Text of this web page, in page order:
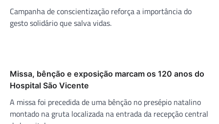
Campanha de conscientização reforça a importância do
gesto solidário que salva vidas.
Missa, bênção e exposição marcam os 120 anos do
Hospital São Vicente
A missa foi precedida de uma bênção no presépio natalino
montado na gruta localizada na entrada da recepção central